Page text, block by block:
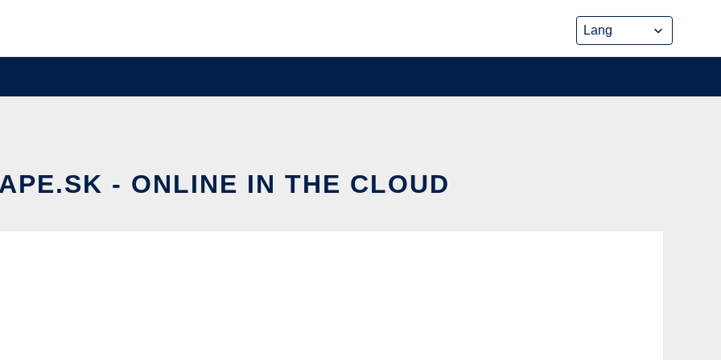
- ONLINE IN THE CLOUD